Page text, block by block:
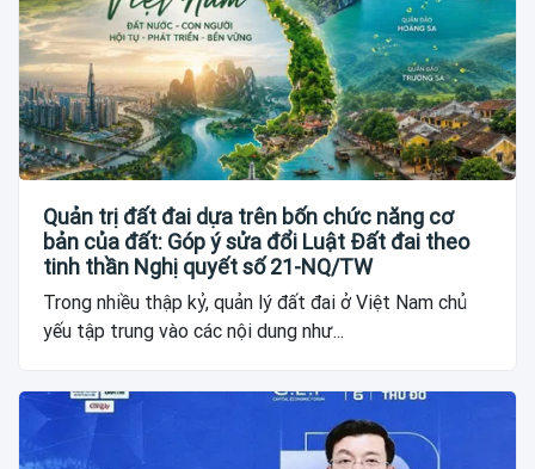
Quản trị đất đai dựa trên bốn chức năng cơ
bản của đất: Góp ý sửa đổi Luật Đất đai theo
tinh thần Nghị quyết số 21-NQ/TW
Trong nhiều thập kỷ, quản lý đất đai ở Việt Nam chủ
yếu tập trung vào các nội dung như...